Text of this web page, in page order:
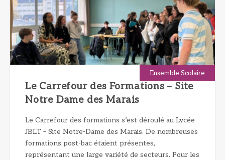
Ensemble Scolaire
Le Carrefour des Formations – Site
Notre Dame des Marais
Le Carrefour des formations s’est déroulé au Lycée
JBLT – Site Notre-Dame des Marais. De nombreuses
formations post-bac étaient présentes,
représentant une large variété de secteurs. Pour les